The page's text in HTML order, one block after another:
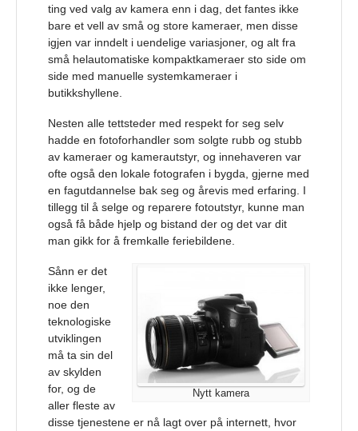
ting ved valg av kamera enn i dag, det fantes ikke
bare et vell av små og store kameraer, men disse
igjen var inndelt i uendelige variasjoner, og alt fra
små helautomatiske kompaktkameraer sto side om
side med manuelle systemkameraer i
butikkshyllene.
Nesten alle tettsteder med respekt for seg selv
hadde en fotoforhandler som solgte rubb og stubb
av kameraer og kamerautstyr, og innehaveren var
ofte også den lokale fotografen i bygda, gjerne med
en fagutdannelse bak seg og årevis med erfaring. I
tillegg til å selge og reparere fotoutstyr, kunne man
også få både hjelp og bistand der og det var dit
man gikk for å fremkalle feriebildene.
Nytt kamera
Sånn er det
ikke lenger,
noe den
teknologiske
utviklingen
må ta sin del
av skylden
for, og de
aller fleste av
disse tjenestene er nå lagt over på internett, hvor